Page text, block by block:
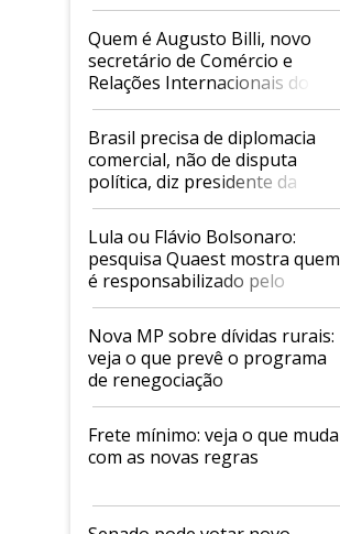
Quem é Augusto Billi, novo
secretário de Comércio e
Relações Internacionais do
Mapa
Brasil precisa de diplomacia
comercial, não de disputa
política, diz presidente da
Faesp
Lula ou Flávio Bolsonaro:
pesquisa Quaest mostra quem
é responsabilizado pelo
tarifaço dos EUA
Nova MP sobre dívidas rurais:
veja o que prevê o programa
de renegociação
Frete mínimo: veja o que muda
com as novas regras